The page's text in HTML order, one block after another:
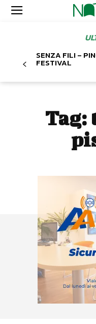
SENZA FILI –
FESTIVAL
Tag: